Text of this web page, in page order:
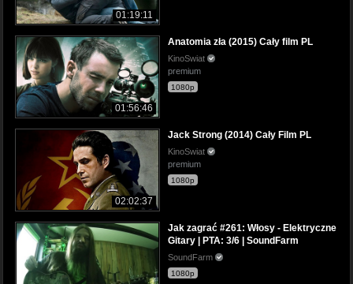
01:19:11
01:56:46
Anatomia zła (2015) Cały film PL
KinoSwiat
premium
1080p
02:02:37
Jack Strong (2014) Cały Film PL
KinoSwiat
premium
1080p
Jak zagrać #261: Włosy - Elektryczne
Gitary | PTA: 3/6 | SoundFarm
SoundFarm
1080p